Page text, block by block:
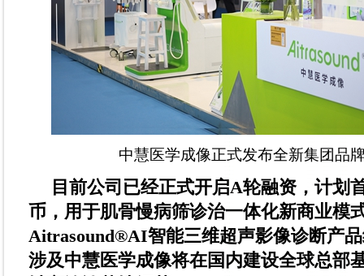
中慧医学成像正式发布全新集团品
目前公司已经正式开启A轮融资，计划
币，用于肌骨慢病筛诊治一体化新商业模
Aitrasound®AI智能三维超声影像诊断产
涉及中慧医学成像将在国内建设全球总部